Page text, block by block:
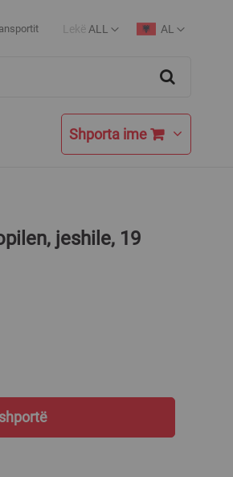
Currency
Lekë ALL
Language
AL
Shporta ime
jeshile, 19